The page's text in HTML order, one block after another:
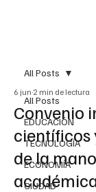
All Posts
EDUCACIÓN
TECNOLOGÍA
ECONOMÍA
CIUDAD
All Posts
Convenio
científicos
de la
6 jun 2 min de lectura